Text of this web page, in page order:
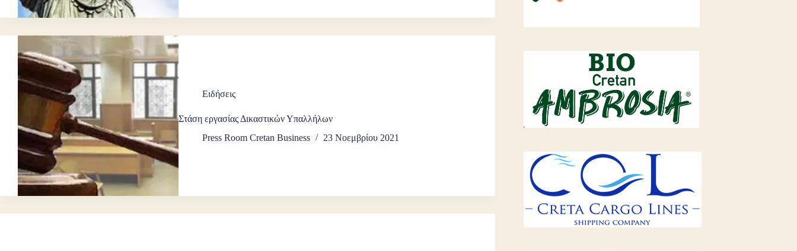
Ειδήσεις
Στάση εργασίας Δικαστικών Υπαλλήλων
Press Room Cretan Business
23 Νοεμβρίου 2021